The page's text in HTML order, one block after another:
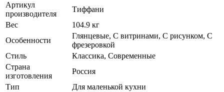
Артикул
производителя
Тиффани
Вес
104.9 кг
Особенности
Глянцевые, С витринами, С рисунком, С
фрезеровкой
Стиль
Классика, Современные
Страна
изготовления
Россия
Тип
Для маленькой кухни